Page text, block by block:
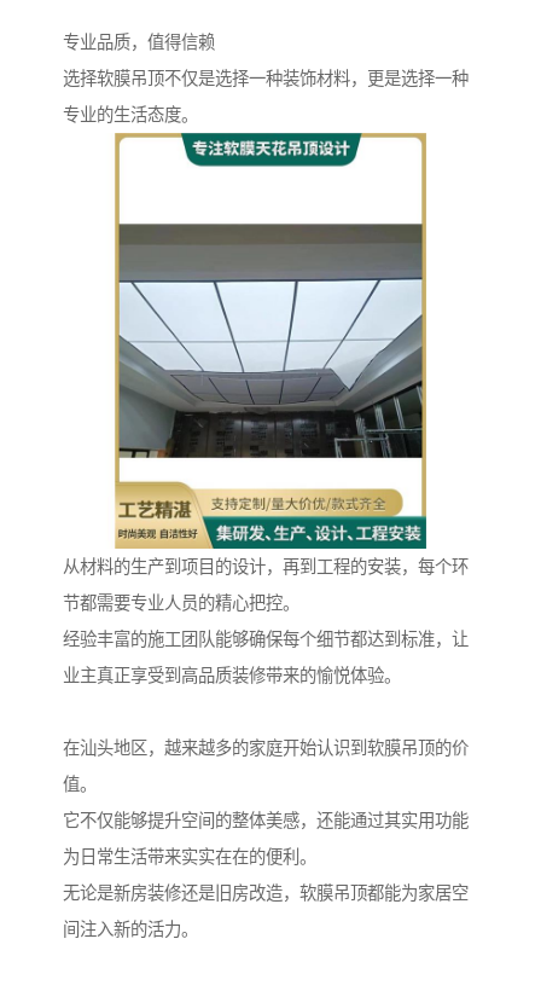
专业品质，值得信赖
选择软膜吊顶不仅是选择一种装饰材料，更是选择一种
专业的生活态度。
从材料的生产到项目的设计，再到工程的安装，每个环
节都需要专业人员的精心把控。
经验丰富的施工团队能够确保每个细节都达到标准，让
业主真正享受到高品质装修带来的愉悦体验。
在汕头地区，越来越多的家庭开始认识到软膜吊顶的价
值。
它不仅能够提升空间的整体美感，还能通过其实用功能
为日常生活带来实实在在的便利。
无论是新房装修还是旧房改造，软膜吊顶都能为家居空
间注入新的活力。